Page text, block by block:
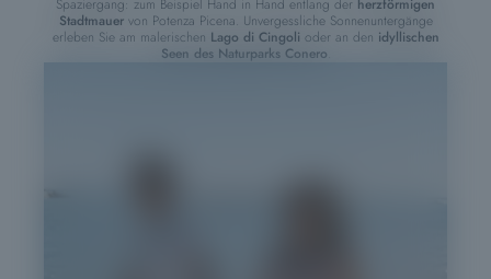
Stadtmauervon Potenza Picena. Unvergessliche Sonnenuntergänge
erleben Sie am malerischen Lago di Cingoli oder an den idyllischen
Seen des Naturparks Conero